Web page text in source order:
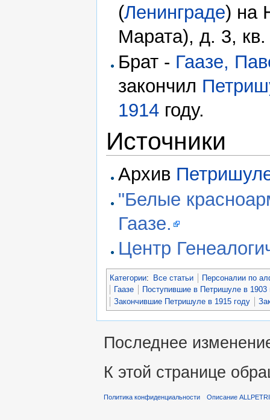
(Ленинграде) на
Марата), д. 3,
Брат - Гаазе,
закончил
1914 году.
Источники
Архив
"Белые
Гаазе.
Центр
Категории: Все статьи
Персоналии по
Гаазе
Поступившие в Петришуле в 1903
Закончившие Петришуле в 1915 году
Последнее
К этой странице
Политика конфиденциальности Описание